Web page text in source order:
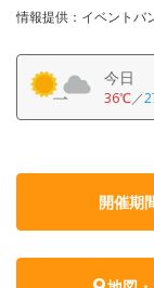
情報提供：イベントバ
今日
36℃／
開催期